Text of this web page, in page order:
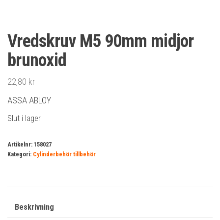
Vredskruv M5 90mm midjor
brunoxid
22,80 kr
ASSA ABLOY
Slut i lager
Artikelnr: 158027
Kategori: Cylinderbehör tillbehör
Beskrivning